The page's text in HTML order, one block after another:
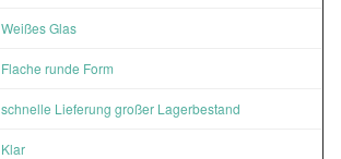
Weißes Glas
Flache runde Form
schnelle Lieferung großer Lagerbestand
Klar